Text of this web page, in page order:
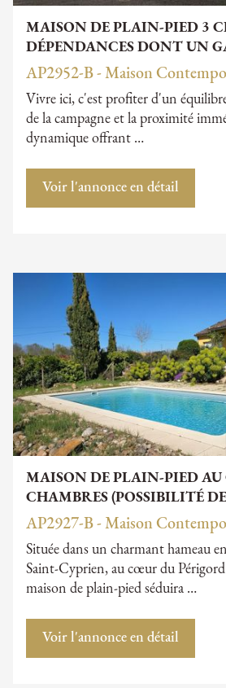
MAISON DE PLAIN-PIED 3
DÉPENDANCES DONT UN
AP2952-B - Maison
Vivre ici, c'est profiter d'un
de la campagne et la proximité
dynamique offrant …
Voir l'annonce en détail
MAISON DE PLAIN-PIED AU
CHAMBRES (POSSIBILITÉ
AP2927-B - Maison
Située dans un charmant hameau
Saint-Cyprien, au cœur du
maison de plain-pied séduira …
Voir l'annonce en détail